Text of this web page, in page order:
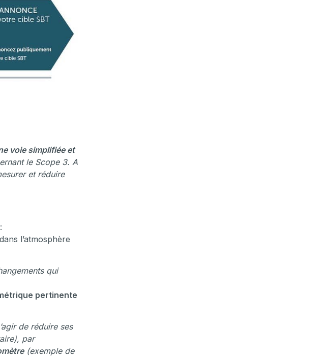
voie simplifiée et
le Scope 3. A
et réduire
l’atmosphère
qui
pertinente
de réduire ses
par
(exemple de